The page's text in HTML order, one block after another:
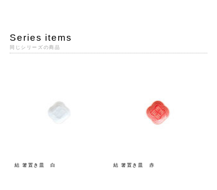
Series items
同じシリーズの商品
結 箸置き皿 白 結 箸置き皿 赤